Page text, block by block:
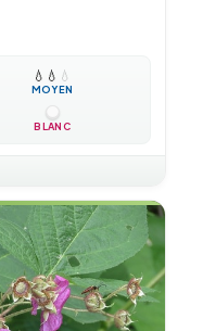
💧 💧 💧
MOYEN
BLANC